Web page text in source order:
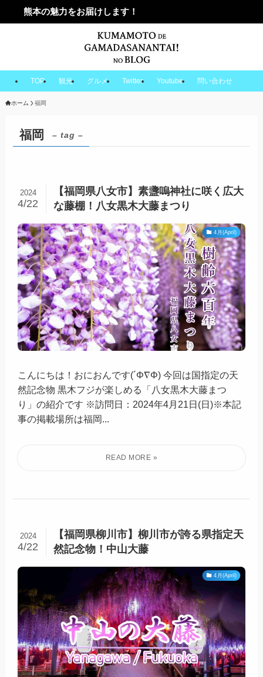
本の魅力をお届けします！
TOP 観光 グルメ Twitter Youtube 問い合わせ
ホーム 福岡
福岡 – tag –
【福岡県八女市】素盞嗚神社に咲く広大
な藤棚！八女黒木大藤まつり
2024
4/22
4月(April)
こんにちは！おにおんです(´Φ∇Φ) 今回は国指定の天
然記念物 黒木フジが楽しめる「八女黒木大藤まつ
り」の紹介です ※訪問日：2024年4月21日(日)※本記
事の掲載場所は福岡...
【福岡県柳川市】柳川市が誇る県指定天
然記念物！中山大藤
2024
4/22
4月(April)